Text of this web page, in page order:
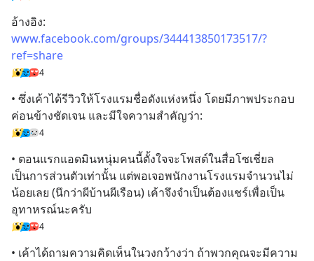
www.facebook.com/groups/344413850173517/?
ref=share
4
• ซึ่งเค้าได้รีวิวให้โรงแรมชื่อดังแห่งหนึ่ง โดยมีภาพประกอบ
ค่อนข้างชัดเจน และมีใจความสำคัญว่า:
4
• ตอนแรกแอดมินหนุ่มคนนี้ตั้งใจจะโพสต์ในสื่อโซเชี่ยล
เป็นการส่วนตัวเท่านั้น แต่พอเจอพนักงานโรงแรมจำนวนไม่
น้อยเลย (นึกว่าผีบ้านผีเรือน) เค้าจึงจำเป็นต้องแชร์เพื่อเป็น
อุทาหรณ์นะครับ
4
• เค้าได้ถามความคิดเห็นในวงกว้างว่า ถ้าพวกคุณจะมีความ